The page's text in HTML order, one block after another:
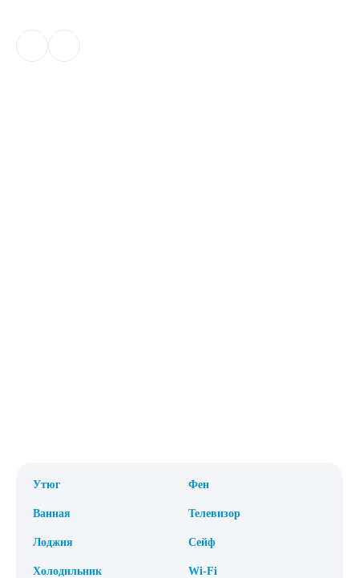
Утюг Фен
Ванная Телевизор
Лоджия Сейф
Холодильник Wi-Fi